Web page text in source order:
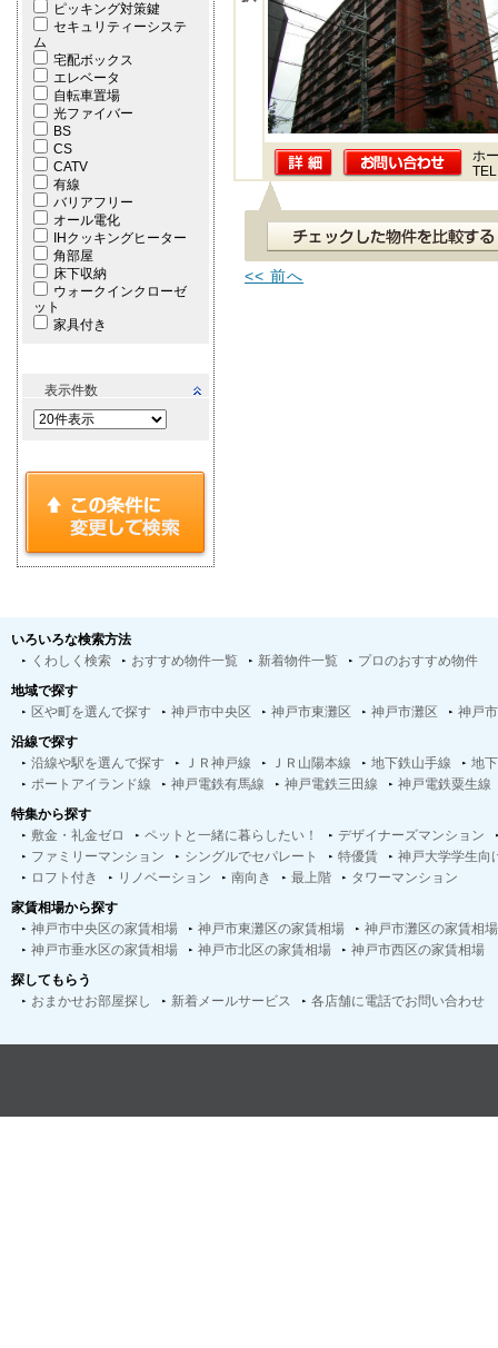
ピッキング対策鍵
セキュリティーシステ
ム
宅配ボックス
エレベータ
自転車置場
光ファイバー
BS
CS
CATV
有線
バリアフリー
オール電化
IHクッキングヒーター
角部屋
床下収納
ウォークインクローゼ
ット
家具付き
表示件数
ホ
<< 前へ
いろいろな検索方法
くわしく検索
おすすめ物件一覧 新着物件一覧
プロのおすすめ物件
地域で探す
区や町を選んで探す
神戸市中央区 神戸市東灘区 神戸市灘区
神戸
沿線で探す
沿線や駅を選んで探す
ＪＲ神戸線 ＪＲ山陽本線 地下鉄山手線
地
ポートアイランド線
神戸電鉄有馬線 神戸電鉄三田線
神戸電鉄粟生線
特集から探す
敷金・礼金ゼロ
ペットと一緒に暮らしたい！
デザイナーズマンション
ファミリーマンション
シングルでセパレート 特優賃
神戸大学学生向
ロフト付き
リノベーション 南向き 最上階
タワーマンション
家賃相場から探す
神戸市中央区の家賃相場
神戸市東灘区の家賃相場
神戸市灘区の家賃相場
神戸市垂水区の家賃相場
神戸市北区の家賃相場
神戸市西区の家賃相場
探してもらう
おまかせお部屋探し
新着メールサービス 各店舗に電話でお問い合わせ